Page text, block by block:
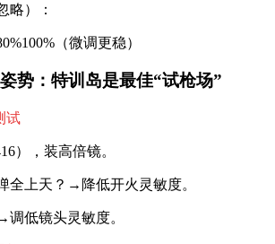
略）：
（微调更稳）
势：特训岛是最佳“试枪场”
试
），装高倍镜。
全上天？→降低开火灵敏度。
低镜头灵敏度。